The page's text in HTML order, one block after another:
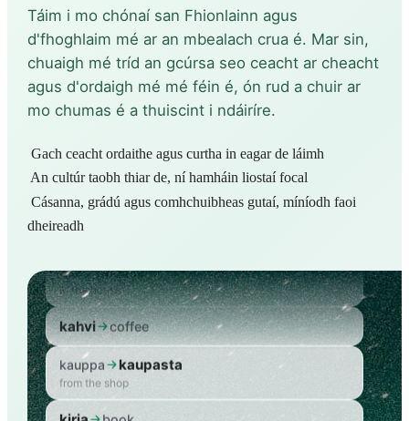
Táim i mo chónaí san Fhionlainn agus
d'fhoghlaim mé ar an mbealach crua é. Mar sin,
chuaigh mé tríd an gcúrsa seo ceacht ar cheacht
agus d'ordaigh mé mé féin é, ón rud a chuir ar
mo chumas é a thuiscint i ndáiríre.
Gach ceacht ordaithe agus curtha in eagar de láimh
An cultúr taobh thiar de, ní hamháin liostaí focal
Cásanna, grádú agus comhchuibheas gutaí, míníodh faoi
dheireadh
talo
in the house
kahvi coffee
kauppa
from the shop